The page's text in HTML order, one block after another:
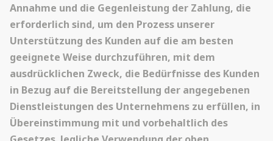
Annahme und die Gegenleistung der Zahlung, die
erforderlich sind, um den Prozess unserer
Unterstützung des Kunden auf die am besten
geeignete Weise durchzuführen, mit dem
ausdrücklichen Zweck, die Bedürfnisse des Kunden
in Bezug auf die Bereitstellung der angegebenen
Dienstleistungen des Unternehmens zu erfüllen, in
Übereinstimmung mit und vorbehaltlich des